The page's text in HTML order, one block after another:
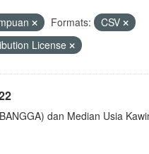
Formats:
CSV
License
dan Median Usia